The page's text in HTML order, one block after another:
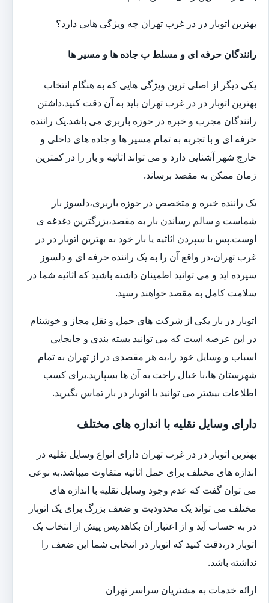
بهترین اتوبار در در غرب تهران چه ویژگی هایی دارد؟
رانندگان حرفه ای و مسلط ب جاده ها و مسیر ها
یکی دیگر از اصلی ترین ویژگی هایی که به هنگام انتخاب
بهترین اتوبار در در غرب تهران باید به آن دقت کنید،داشتن
رانندگان مجرب و خبره در حوزه باربری می باشد.یک راننده
حرفه ای و با تجربه به تمام مسیر ها و جاده های داخلی و
خارج شهر آشنایی دارد و می تواند اثاثیه و بار را در کمترین
زمان ممکن به مقصد برساند.
یک راننده خبره و متخصص در حوزه باربری،دلسوز بار
شماست و سالم رساندن بار به مقصد،بزرگترین دغدغه ی
اوست.پس با سپردن اثاثیه یا بار خود به بهترین اتوبار در در
غرب تهران،در واقع آن را به یک راننده حرفه ای و دلسوز
سپرده اید و می توانید اطمینان داشته باشید که اثاثیه شما در
سلامت کامل به مقصد خواهند رسید.
اتوبار در بار یکی از شرکت های حمل و نقل مجاز و خوشنام
در این عرصه است که می توانید بسته بندی و جابجایی
اسباب و وسایل خود را،به هر مقصدی در از تهران به تمام
شهرستان ها،با خیال راحت به آن ها بسپارید.برای کسب
اطلاعات بیشتر می توانید با اتوبار در بار تماس بگیرید.
دارای وسایل نقلیه با اندازه های مختلف
بهترین اتوبار در در غرب تهران دارای انواع وسایل نقلیه در
اندازه های مختلف برای حمل اثاثیه متفاوت می‎باشد.به نوعی
می توان گفت که عدم وجود وسایل نقلیه با اندازه های
مختلف می تواند یک محدودیت و ضعف بزرگ برای یک اتوبار
در به حساب آید و از اعتبار آن بکاهد.پس پیش از انتخاب یک
اتوبار در،دقت کنید که اتوبار در انتخابی شما این ضعف را
نداشته باشد.
ارائه خدمات به مشتریان سراسر تهران